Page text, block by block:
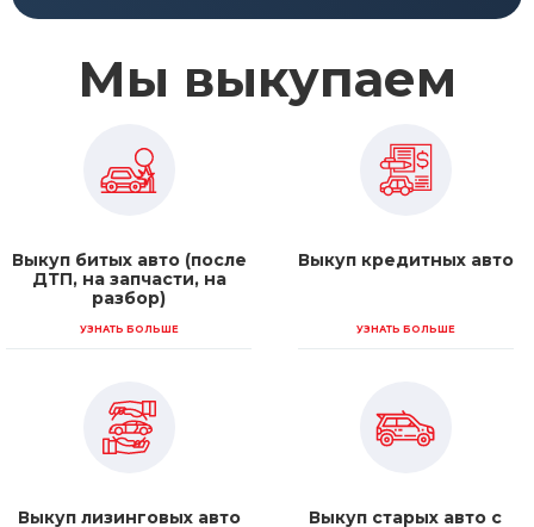
Мы выкупаем
Выкуп битых авто (после
ДТП, на запчасти, на
разбор)
УЗНАТЬ БОЛЬШЕ
Выкуп кредитных авто
УЗНАТЬ БОЛЬШЕ
Выкуп лизинговых авто
Выкуп старых авто с